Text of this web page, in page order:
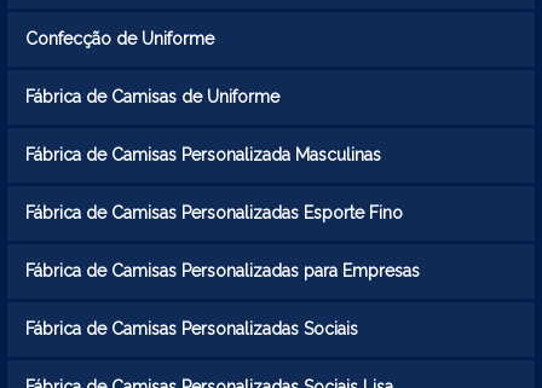
Confecção de Uniforme
Fábrica de Camisas de Uniforme
Fábrica de Camisas Personalizada Masculinas
Fábrica de Camisas Personalizadas Esporte Fino
Fábrica de Camisas Personalizadas para Empresas
Fábrica de Camisas Personalizadas Sociais